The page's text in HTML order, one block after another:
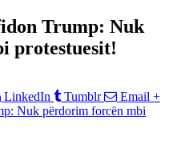
Trump: Nuk
protestuesit!
LinkedIn Tumblr Email +